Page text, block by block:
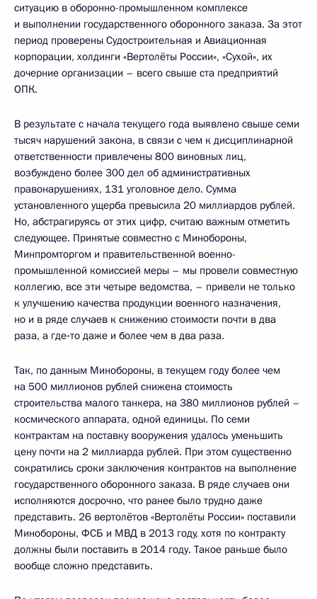
ситуацию в оборонно-промышленном комплексе
и выполнении государственного оборонного заказа. За этот
период проверены Судостроительная и Авиационная
корпорации, холдинги «Вертолёты России», «Сухой», их
дочерние организации – всего свыше ста предприятий
ОПК.
В результате с начала текущего года выявлено свыше семи
тысяч нарушений закона, в связи с чем к дисциплинарной
ответственности привлечены 800 виновных лиц,
возбуждено более 300 дел об административных
правонарушениях, 131 уголовное дело. Сумма
установленного ущерба превысила 20 миллиардов рублей.
Но, абстрагируясь от этих цифр, считаю важным отметить
следующее. Принятые совместно с Минобороны,
Минпромторгом и правительственной военно-
промышленной комиссией меры – мы провели совместную
коллегию, все эти четыре ведомства, – привели не только
к улучшению качества продукции военного назначения,
но и в ряде случаев к снижению стоимости почти в два
раза, а где‑то даже и более чем в два раза.
Так, по данным Минобороны, в текущем году более чем
на 500 миллионов рублей снижена стоимость
строительства малого танкера, на 380 миллионов рублей –
космического аппарата, одной единицы. По семи
контрактам на поставку вооружения удалось уменьшить
цену почти на 2 миллиарда рублей. При этом существенно
сократились сроки заключения контрактов на выполнение
государственного оборонного заказа. В ряде случаев они
исполняются досрочно, что ранее было трудно даже
представить. 26 вертолётов «Вертолёты России» поставили
Минобороны, ФСБ и МВД в 2013 году, хотя по контракту
должны были поставить в 2014 году. Такое раньше было
вообще сложно представить.